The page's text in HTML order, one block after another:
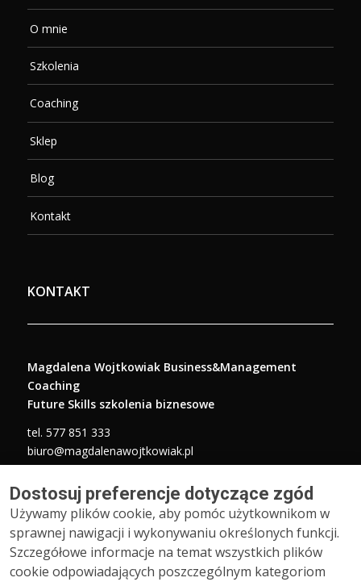
O mnie
Szkolenia
Coaching
Sklep
Blog
Kontakt
KONTAKT
Magdalena Wojtkowiak Business&Management
Coaching
Future Skills szkolenia biznesowe
tel. 577 851 333
biuro@magdalenawojtkowiak.pl
ul. Bacciarellego 4a, 51-649 Wrocław
Dostosuj preferencje dotyczące zgód
Używamy plików cookie, aby pomóc użytkownikom w
sprawnej nawigacji i wykonywaniu określonych funkcji.
Szczegółowe informacje na temat wszystkich plików
cookie odpowiadających poszczególnym kategoriom